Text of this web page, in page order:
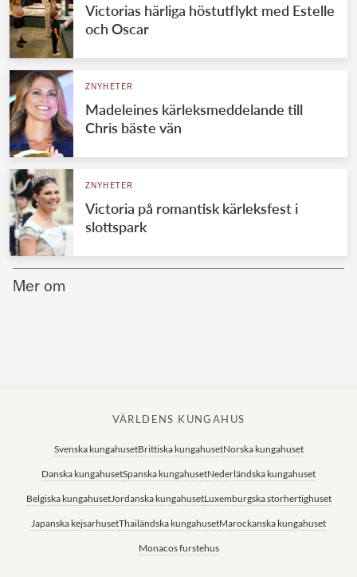
Spanska kungahuset
Jordanska kungahuset
Luxemburgska storhertighuset
Japanska kejsarhuset
Thailändska kungahuset
Marockanska kungahuset
Victorias härliga höstutflykt med Estelle
och Oscar
ZNYHETER
Madeleines kärleksmeddelande till
Chris bäste vän
ZNYHETER
Victoria på romantisk kärleksfest i
slottspark
Mer om
VÄRLDENS KUNGAHUS
Svenska kungahusetBrittiska kungahusetNorska kungahuset
Danska kungahusetSpanska kungahusetNederländska kungahuset
Belgiska kungahusetJordanska kungahusetLuxemburgska storhertighuset
Japanska kejsarhusetThailändska kungahusetMarockanska kungahuset
Monacos furstehus